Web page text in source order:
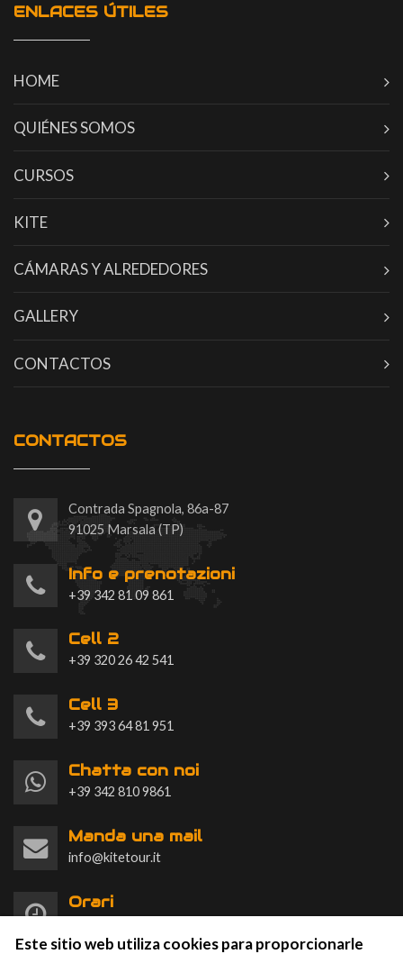
ENLACES ÚTILES
HOME
QUIÉNES SOMOS
CURSOS
KITE
CÁMARAS Y ALREDEDORES
GALLERY
CONTACTOS
CONTACTOS
Contrada Spagnola, 86a-87
91025 Marsala (TP)
Info e prenotazioni
+39 342 81 09 861
Cell 2
+39 320 26 42 541
Cell 3
+39 393 64 81 951
Chatta con noi
+39 342 810 9861
Manda una mail
info@kitetour.it
Orari
Este sitio web utiliza cookies para proporcionarle